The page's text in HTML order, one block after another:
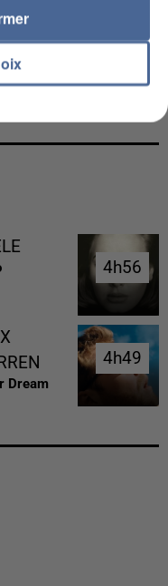
DE LA DZ
4h56
4h56
Dream
4h49
4h49